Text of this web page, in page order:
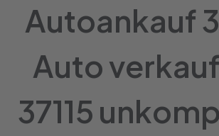
Autoankauf
Auto
37115